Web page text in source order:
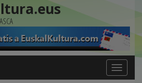
Toggle
navigation